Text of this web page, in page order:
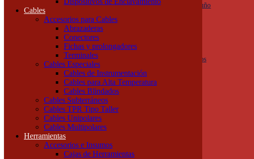
Cables
Accesorios para Cables
Abrazaderas
Conectores
Fichas y prolongadores
Terminales
Cables Especiales
Cables de Instrumentación
Cables para Alta Temperatura
Cables Blindados
Cables Subterráneos
Cables TPR Tipo Taller
Cables Unipolares
Cables Multipolares
Herramientas
Accesorios e Insumos
Cajas de Herramientas
Botoneras, pulsadores y golpes de puño
Ojos de Buey
Selectoras
Dispositivos de Protección
Fusibles y descargadores atmosféricos
Termomagnéticas y diferenciales
Contactores
Guardamotores
Relés térmicos
Interruptores y seccionadores
Accesorios y Componentes
Borneras y Accesorios
Rieles y Soportes
Cables